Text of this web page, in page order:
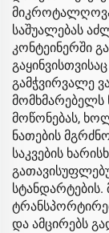
საშუალებას
კონტეინერში
გამჭვირვალე
მომხმარებელს
მოწონებას,
ნათების
საკვების
სტანდარტების.
და ამცირებს